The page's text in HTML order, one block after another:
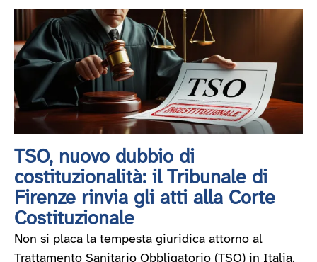
TSO, nuovo dubbio di
costituzionalità: il Tribunale di
Firenze rinvia gli atti alla Corte
Costituzionale
Non si placa la tempesta giuridica attorno al
Trattamento Sanitario Obbligatorio (TSO) in Italia.